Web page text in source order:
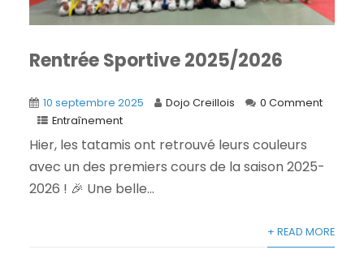
Rentrée Sportive 2025/2026
10 septembre 2025 Dojo Creillois
0 Comment
Entraînement
Hier, les tatamis ont retrouvé leurs couleurs
avec un des premiers cours de la saison 2025-
2026 ! 🎉 Une belle...
+ READ MORE